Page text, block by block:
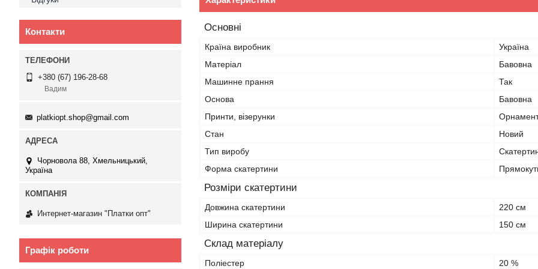
Основні
Країна виробник
Україна
Матеріал
Бавовна
Машинне прання
Так
Основа
Бавовна
Принти, візерунки
Стан
Новий
Тип виробу
Форма скатертини
Розміри скатертини
Довжина скатертини
220 см
Ширина скатертини
150 см
Склад матеріалу
Поліестер 20 %
Контакти
+380 (67) 196-28-68
Вадим
platkiopt.shop@gmail.com
Чорновола 88, Хмельницький,
Україна
Интернет-магазин "Платки опт"
Графік роботи